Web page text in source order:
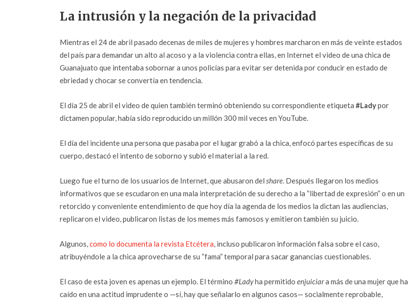
La intrusión y la negación de la privacidad
Mientras el 24 de abril pasado decenas de miles de mujeres y hombres marcharon en más de veinte estados
del país para demandar un alto al acoso y a la violencia contra ellas, en Internet el video de una chica de
Guanajuato que intentaba sobornar a unos policías para evitar ser detenida por conducir en estado de
ebriedad y chocar se convertía en tendencia.
El día 25 de abril el video de quien también terminó obteniendo su correspondiente etiqueta #Ladypor
dictamen popular, había sido reproducido un millón 300 mil veces en YouTube.
El día del incidente una persona que pasaba por el lugar grabó a la chica, enfocó partes específicas de su
cuerpo, destacó el intento de soborno y subió el material a la red.
Luego fue el turno de los usuarios de Internet, que abusaron del share. Después llegaron los medios
informativos que se escudaron en una mala interpretación de su derecho a la “libertad de expresión” o en un
retorcido y conveniente entendimiento de que hoy día la agenda de los medios la dictan las audiencias,
replicaron el video, publicaron listas de los memes más famosos y emitieron también su juicio.
Algunos,como lo documenta la revista Etcétera, incluso publicaron información falsa sobre el caso,
atribuyéndole a la chica aprovecharse de su “fama” temporal para sacar ganancias cuestionables.
El caso de esta joven es apenas un ejemplo. El término #Ladyha permitido enjuiciara más de una mujer que ha
caído en una actitud imprudente o —sí, hay que señalarlo en algunos casos— socialmente reprobable,